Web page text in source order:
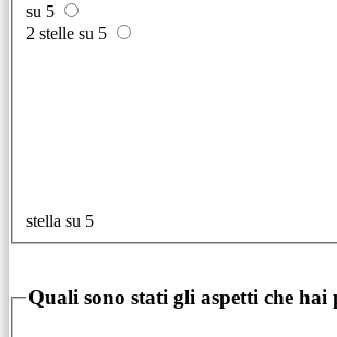
su 5
2 stelle su 5
stella su 5
Quali sono stati gli aspetti che hai